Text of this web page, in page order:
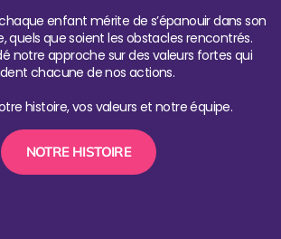
enfant mérite de s’épanouir dans son
quels que soient les obstacles rencontrés.
notre approche sur des valeurs fortes qui
chacune de nos actions.
histoire, vos valeurs et notre équipe.
NOTRE HISTOIRE